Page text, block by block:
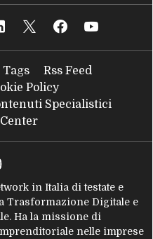
Tags
Rss Feed
Policy
Specialistici
in Italia di testate e
Trasformazione Digitale e
Ha la missione di
nelle imprese